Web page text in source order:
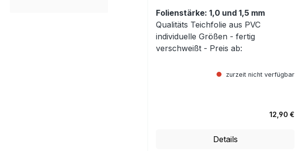
Folienstärke: 1,0 und 1,5 mm
Qualitäts Teichfolie aus PVC
individuelle Größen - fertig
verschweißt - Preis ab:
zurzeit nicht verfügbar
12,90 €
Details